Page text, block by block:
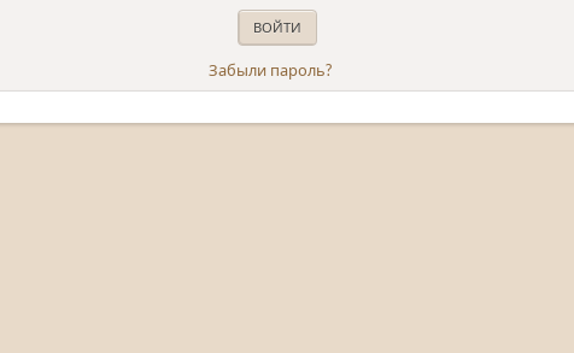
Забыли пароль?